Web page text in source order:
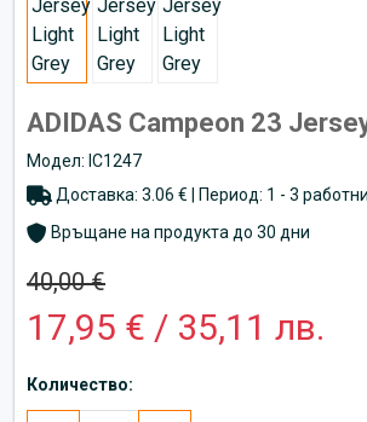
ADIDAS Campeon 23
Модел: IC1247
Доставка: 3.06 € | Период: 1 - 3
Връщане на продукта до 30 дни
40,00 €
17,95 € / 35,11 лв.
Количество: